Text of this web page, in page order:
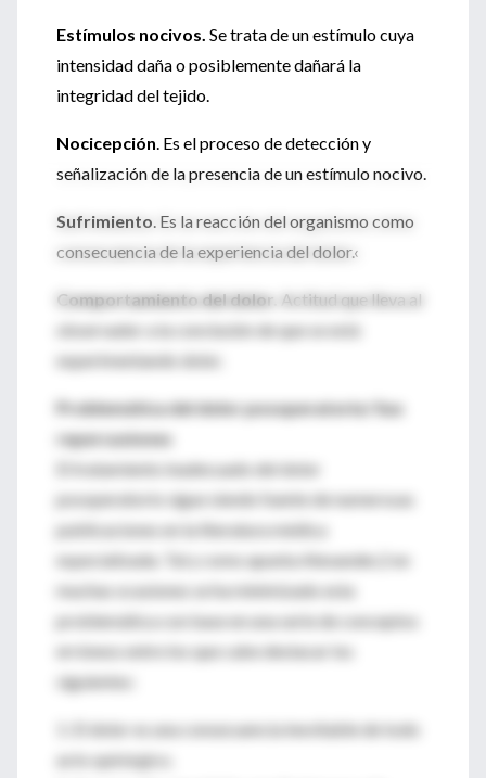
Estímulos nocivos. Se trata de un estímulo cuya
intensidad daña o posiblemente dañará la
integridad del tejido.
Nocicepción. Es el proceso de detección y
señalización de la presencia de un estímulo nocivo.
Sufrimiento. Es la reacción del organismo como
consecuencia de la experiencia del dolor.‹
Comportamiento del dolor. Actitud que lleva al
observador a la conclusión de que se está
experimentando dolor.
Problemática del dolor posoperatorio/ Sus
repercusiones
El tratamiento inadecuado del dolor
posoperatorio sigue siendo fuente de numerosas
publicaciones en la literatura médica
especializada. Tal y como apunta Alexander,2 en
muchas ocasiones se ha minimizado esta
problemática con base en una serie de conceptos
erróneos entre los que cabe destacar los
siguientes:
1. El dolor es una consecuencia inevitable de todo
acto quirúrgico.